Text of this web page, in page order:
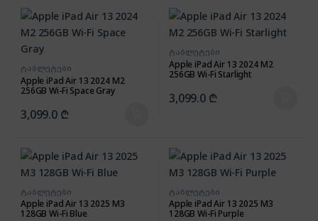
ტაბლეტები
Apple iPad Air 13 2024 M2
256GB Wi-Fi Space Gray
3,099.0 ₾
ტაბლეტები
Apple iPad Air 13 2024 M2
256GB Wi-Fi Starlight
3,099.0 ₾
ტაბლეტები
Apple iPad Air 13 2025 M3
128GB Wi-Fi Blue
ტაბლეტები
Apple iPad Air 13 2025 M3
128GB Wi-Fi Purple